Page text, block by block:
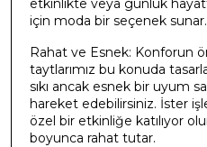
etkinlikte veya günlük
için moda bir seçenek sunar.
Rahat ve Esnek: Konforun
taytlarımız bu konuda
sıkı ancak esnek bir uyum
hareket edebilirsiniz. İster
özel bir etkinliğe katılıyor
boyunca rahat tutar.